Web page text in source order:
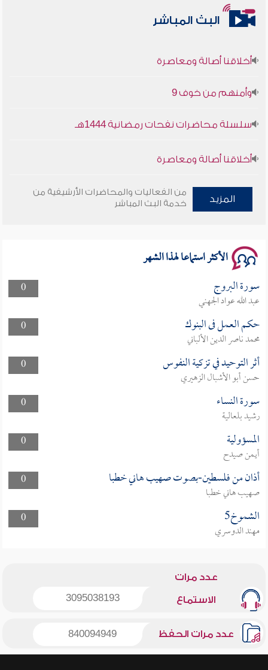
البث المباشر
سلسلة محاضرات نفحات رمضانية 1444هـ
المزيد
من الفعاليات والمحاضرات الأرشيفية من
خدمة البث المباشر
الأكثر استماعا لهذا الشهر
0 سورة البروج
عبد الله عواد الجهني
0
حكم العمل فى البنوك
محمد ناصر الدين الألباني
0
أثر التوحيد في تزكية النفوس
حسن أبو الأشبال الزهيري
0
سورة النساء
رشيد بلعالية
0
المسؤولية
أيمن صيدح
0
أذان من فلسطين-بصوت صهيب هاني خطبا
صهيب هاني خطبا
0
الشموخ5
مهند الدوسري
عدد مرات
الاستماع 3095038193
عدد مرات الحفظ 840094949